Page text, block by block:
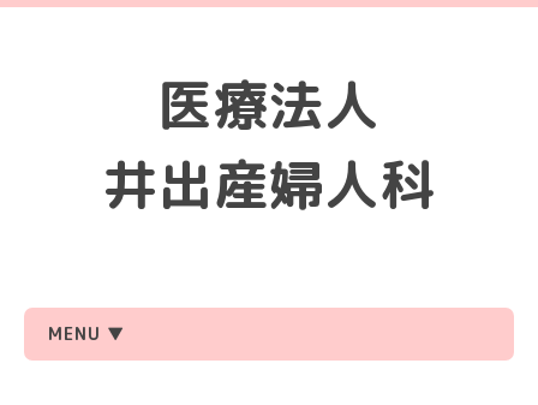
医療法人
井出産婦人科
MENU ▼